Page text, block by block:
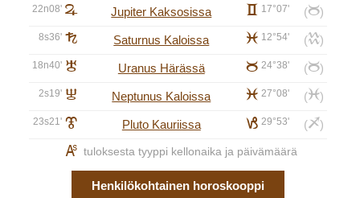
22n08' F Jupiter Kaksosissa c 17°07' (b)
8s36' G Saturnus Kaloissa l 12°54' (k)
18n40' H Uranus Härässä b 24°38' (b)
2s19' I Neptunus Kaloissa l 27°08' (l)
23s21' J Pluto Kauriissa j 29°53' (i)
K tuloksesta tyyppi kellonaika ja päivämäärä
Henkilökohtainen horoskooppi